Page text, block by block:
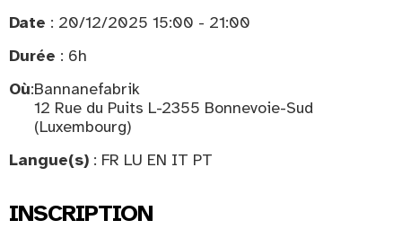
Date : 20/12/2025 15:00 - 21:00
Durée : 6h
Où:Bannanefabrik
12 Rue du Puits L-2355 Bonnevoie-Sud
(Luxembourg)
Langue(s) : FR LU EN IT PT
INSCRIPTION